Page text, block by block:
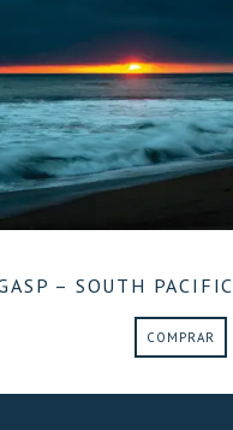
– SOUTH PACIFIC
COMPRAR